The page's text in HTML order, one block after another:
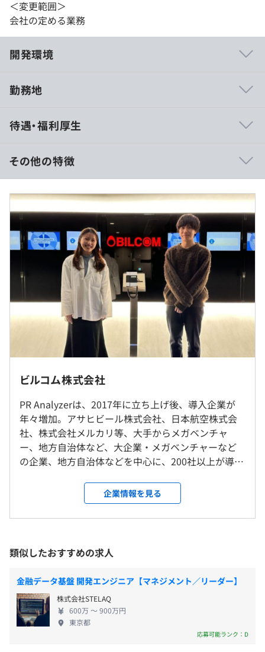
＜変更範囲＞
会社の定める業務
開発環境
テレビ・新聞・雑誌・Web・Xを網羅。クリッピングから
https://pranalyzer.jp/
Docker、Ansible
BigQuery、Amazon Redshift
【オフィス環境】
オフィスでは、社内コミュニケーションが活性化。社会時
流・トレンド情報のインプットがしやすい環境を目指して
【開発環境】
PR Analyzer
◎レガシー環境からのリプレイスをすすめています。
〈言語〉
リプレイス環境：Go、PHP8、TypeScript
レガシー環境：PHP7、JavaScript、
レガシー環境：AngularJS、FuelPHP、Lumen
〈インフラ・ミドルウェア〉
リプレイス環境：AWS Fargate、Amazon CloudFront、
Docker
レガシー環境：Amazon EC2、Vagrant、Ansible
勤務地
◎リモート勤務可（週2日リモートでの勤務を選べる日を
設けています）
就業場所の変更範囲
＜雇入時＞
東京本社、および自宅
＜変更範囲＞
〈電車でのアクセス〉
東京メトロ 日比谷線 「六本木」駅1b出口より直結 徒歩
1分
都営地下鉄 大江戸線 「六本木」駅3番出口より徒歩3分
◎「六本木駅」直結のアクセスのよい立地です。
待遇・福利厚生
《年収450万～800万の事例の場合》
■賃金形態：月給／年俸制
■賃金の決定方法：当社規定により決定
■月給：約37.5万〜約66万円（固定残業代45時間分を含
む）
■基本給：約28万～約49万円
■固定残業代：45時間分、約9万～約17万円（超過分は別
途支給）
〈年収825万円の事例の場合〉
※M等級（年収825万円以上）は固定残業代60時間分含む
■賃金形態：月給／年俸制
■賃金の決定方法：当社規定により決定
■基本給：約47万円
■固定残業代：60時間分、約21万円（超過分は別途支
給）
※ご経験によって前後する可能性があります。
コアタイム 月曜日：9：30〜14：30／火～金曜日：
11：00〜16：00
休憩時間：60分 ※昼食時間は業務の都合により各々の自
主性に任せています 。
その他の特徴
ビルコム株式会社
PR Analyzerは、2017年に立ち上げ後、導入企業が
年々増加。アサヒビール株式会社、日本航空株式会
社、株式会社メルカリ等、大手からメガベンチャ
ー、地方自治体など、大企業・メガベンチャーなど
の企業、地方自治体などを中心に、200社以上が導入
ダクトビジョンに掲げ、これまで⾒えなかった広報
の成果を可視化し、妥当でわかりやすい指標やグラ
フを提示できるプロダクトをめざし開発しています。
として多くの企業を支援してきました。 無数の情報
があふれるなか、「正しく、共感され、届く」情報
設計が企業活動の生命線になっている今の時代に、
その最前線に立つ広報・PRの仕事はいまだに属人性
が高く、非効率なアナログ業務に時間を奪われてい
る、という課題があります。 その課題を解決し、企
業がより適切で創造的な情報発信ができる土壌をつ
企業情報を見る
類似したおすすめの求人
金融データ基盤 開発エンジニア【マネジメント／リーダー】
株式会社STELAQ
600万 〜 900万円
東京都
応募可能ランク：D